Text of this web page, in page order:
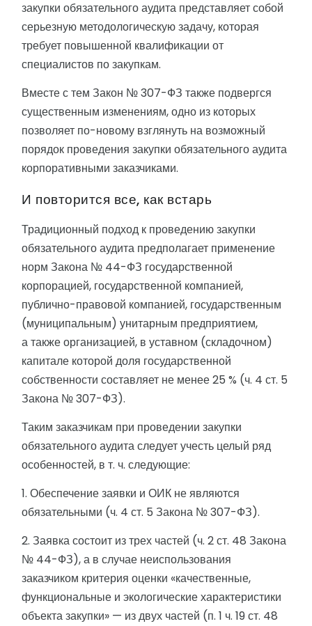
закупки обязательного аудита представляет собой
серьезную методологическую задачу, которая
требует повышенной квалификации от
специалистов по закупкам.
Вместе с тем Закон № 307-ФЗ также подвергся
существенным изменениям, одно из которых
позволяет по-новому взглянуть на возможный
порядок проведения закупки обязательного аудита
корпоративными заказчиками.
И повторится все, как встарь
Традиционный подход к проведению закупки
обязательного аудита предполагает применение
норм Закона № 44-ФЗ государственной
корпорацией, государственной компанией,
публично-правовой компанией, государственным
(муниципальным) унитарным предприятием,
а также организацией, в уставном (складочном)
капитале которой доля государственной
собственности составляет не менее 25 % (ч. 4 ст. 5
Закона № 307-ФЗ).
Таким заказчикам при проведении закупки
обязательного аудита следует учесть целый ряд
особенностей, в т. ч. следующие:
1. Обеспечение заявки и ОИК не являются
обязательными (ч. 4 ст. 5 Закона № 307-ФЗ).
2. Заявка состоит из трех частей (ч. 2 ст. 48 Закона
№ 44-ФЗ), а в случае неиспользования
заказчиком критерия оценки «качественные,
функциональные и экологические характеристики
объекта закупки» — из двух частей (п. 1 ч. 19 ст. 48